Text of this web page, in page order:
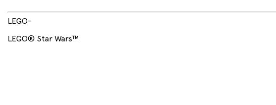
701 delar
LEGO-
LEGO® Star Wars™